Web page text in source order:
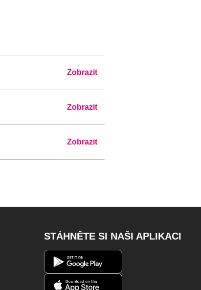
Zobrazit
Zobrazit
Zobrazit
STÁHNĚTE SI NAŠI APLIKACI